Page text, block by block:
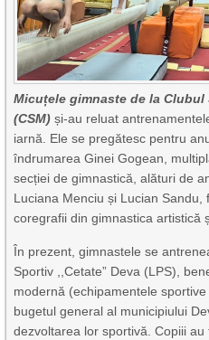
Micuțele gimnaste de la
(CSM) și-au reluat
iarnă. Ele se pregătesc pentru
îndrumarea Ginei Gogean,
secției de gimnastică, alături de
Luciana Menciu și Lucian
coregrafii din gimnastica artistică
În prezent, gimnastele se
Sportiv ,,Cetate” Deva (LPS),
modernă (echipamentele
bugetul general al municipiului
dezvoltarea lor sportivă. Copiii